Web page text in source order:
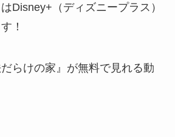
Disney+（ディズニープラス）
！
だらけの家』が無料で見れる動